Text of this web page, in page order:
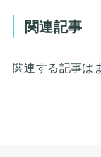
関連記事
関連する記事は